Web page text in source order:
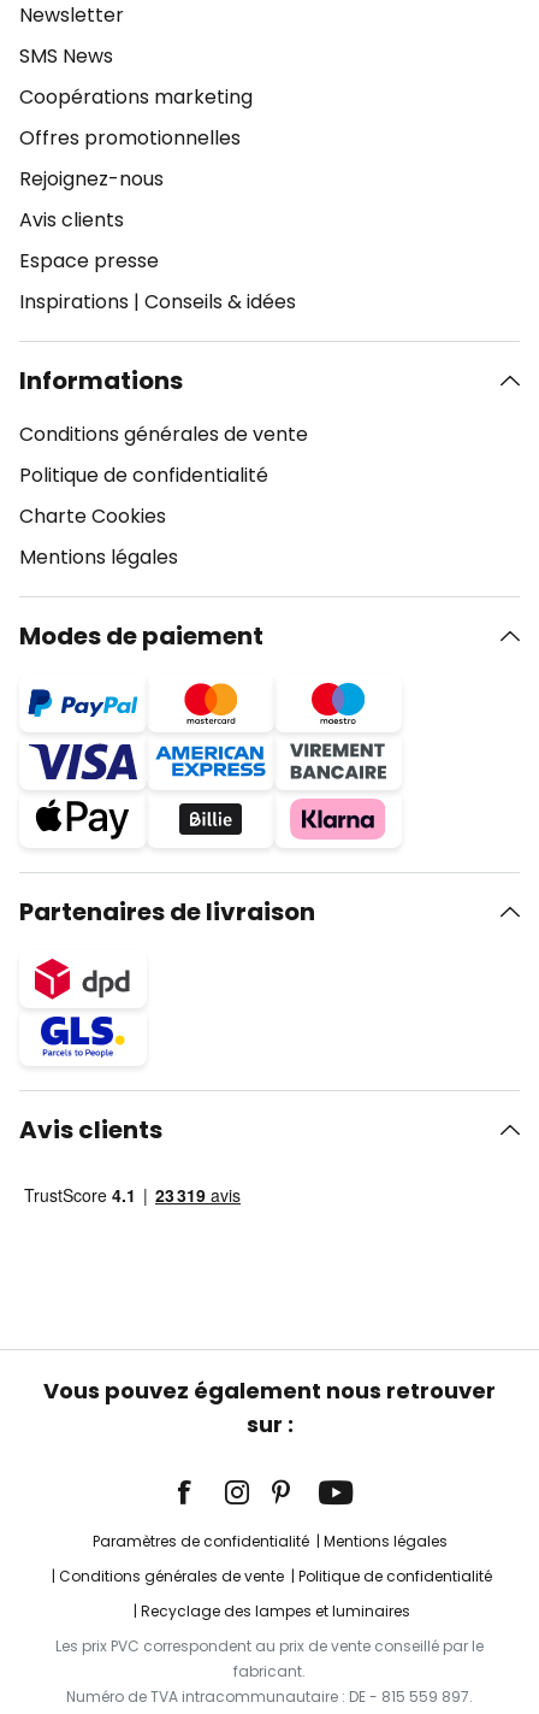
Newsletter
SMS News
Coopérations marketing
Offres promotionnelles
Rejoignez-nous
Avis clients
Espace presse
Inspirations | Conseils & idées
Informations
Conditions générales de vente
Politique de confidentialité
Charte Cookies
Mentions légales
Modes de paiement
Partenaires de livraison
Avis clients
Vous pouvez également nous retrouver
sur :
Paramètres de confidentialité
Mentions légales
Conditions générales de vente
Politique de confidentialité
Recyclage des lampes et luminaires
Les prix PVC correspondent au prix de vente conseillé par le
fabricant.
Numéro de TVA intracommunautaire : DE - 815 559 897.